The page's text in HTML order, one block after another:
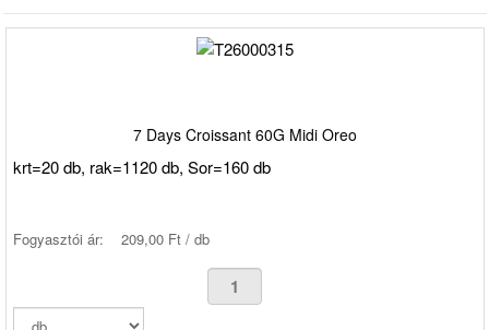
7 Days Croissant 60G Midi Oreo
krt=20 db, rak=1120 db, Sor=160 db
Fogyasztói ár: 209,00 Ft / db